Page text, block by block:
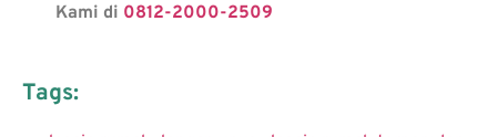
Kami di 0812-2000-2509
Tags: